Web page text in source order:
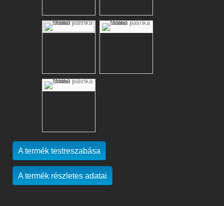
A termék testreszabása
A termék részletes adatai